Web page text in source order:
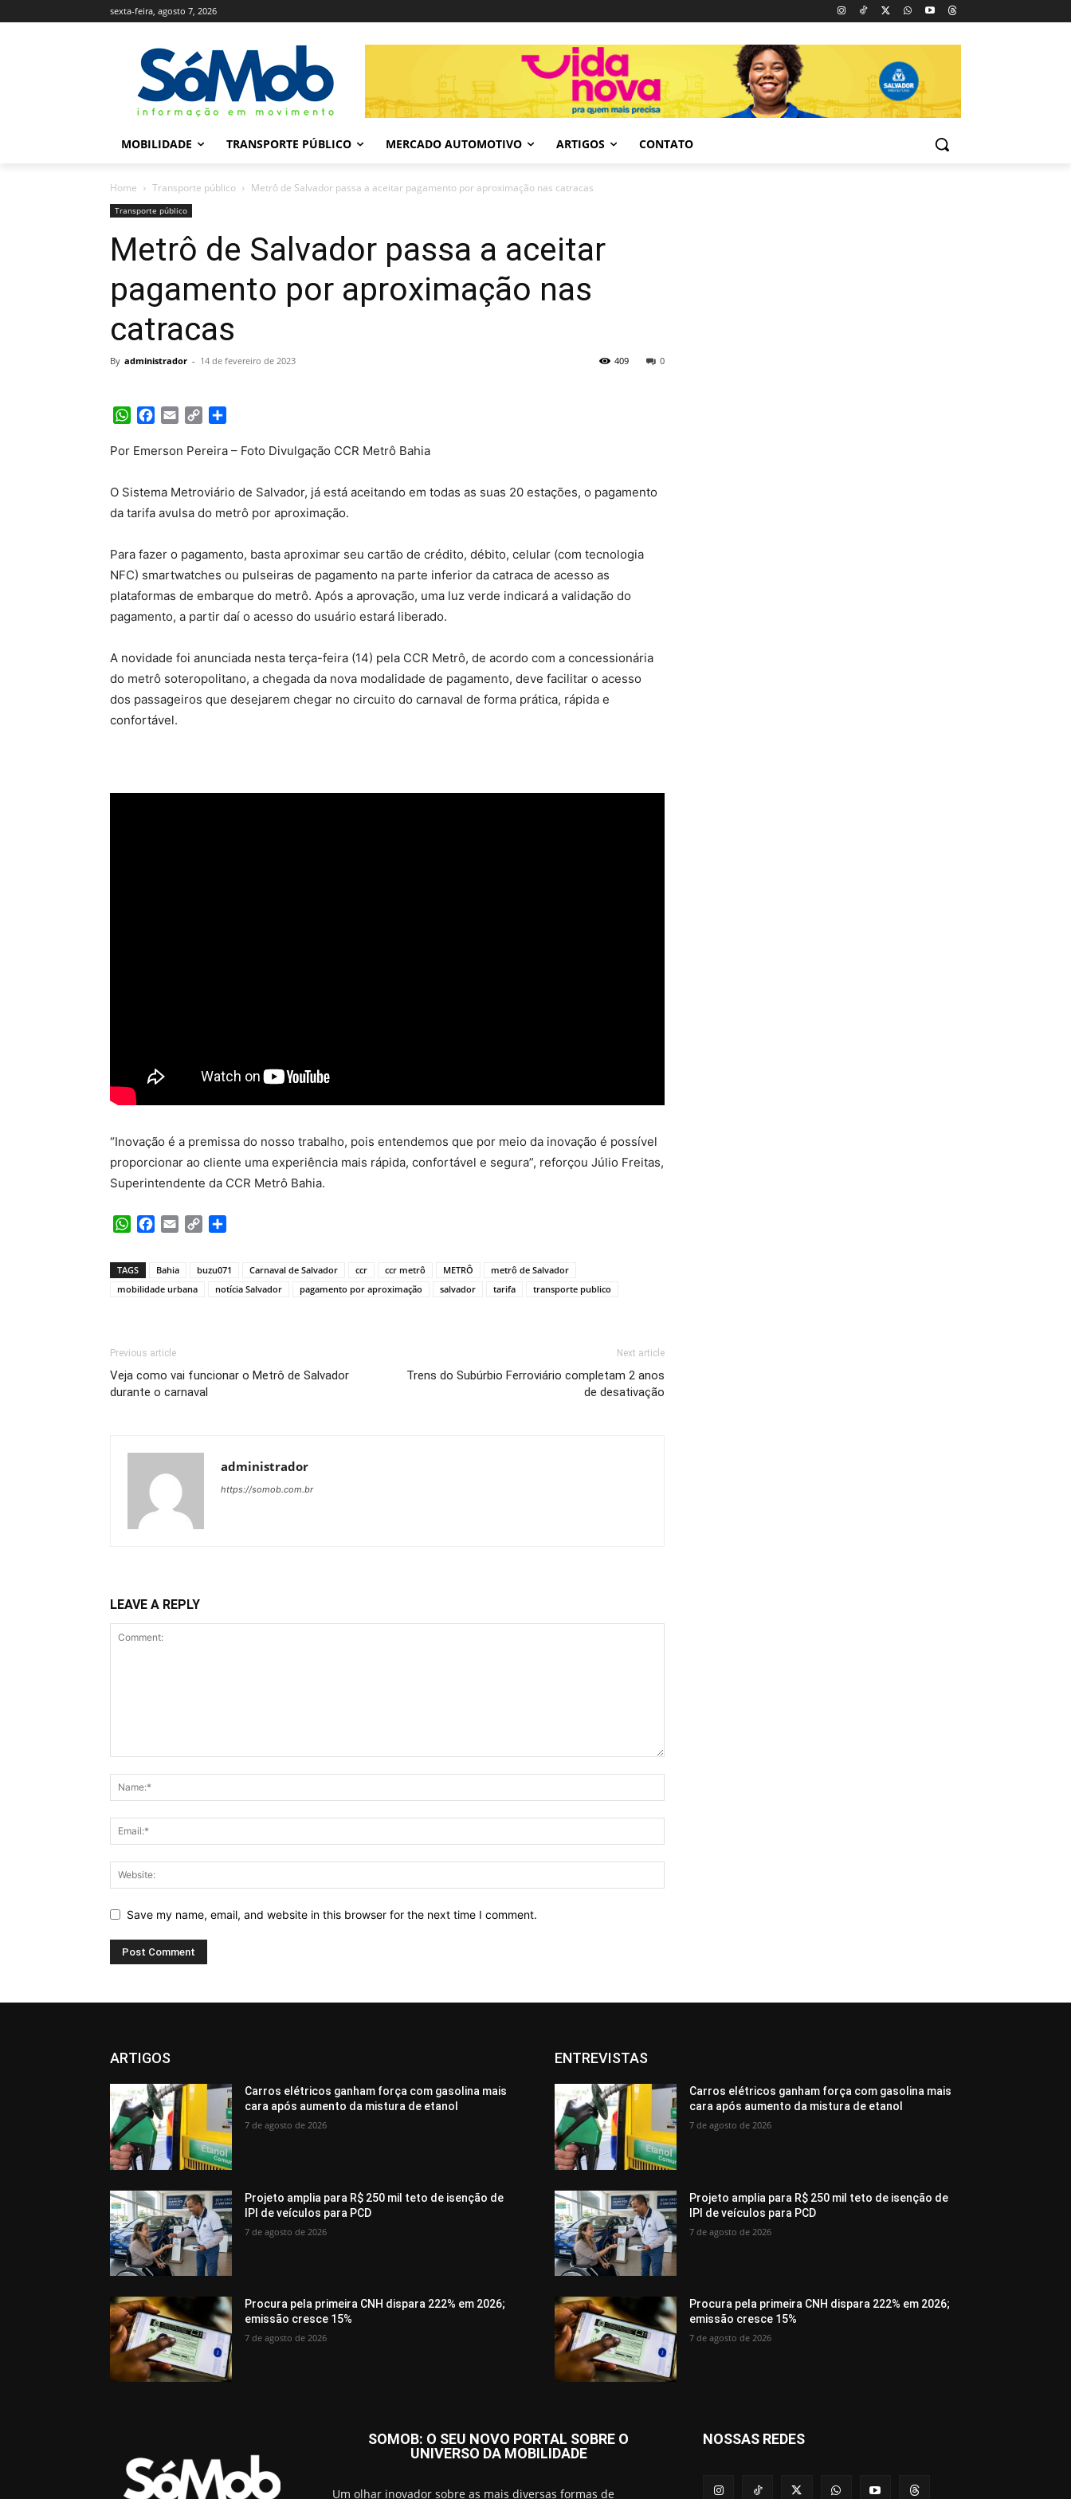
sexta-feira, agosto 7, 2026
MOBILIDADE TRANSPORTE PÚBLICO MERCADO AUTOMOTIVO ARTIGOS CONTATO
Home Transporte público Metrô de Salvador passa a aceitar pagamento por aproximação nas catracas
Transporte público
Metrô de Salvador passa a aceitar
pagamento por aproximação nas
catracas
By administrador - 14 de fevereiro de 2023 0
409
WhatsApp
Facebook
Email Copy
Por Emerson Pereira – Foto Divulgação CCR Metrô Bahia
O Sistema Metroviário de Salvador, já está aceitando em todas as suas 20 estações, o pagamento
da tarifa avulsa do metrô por aproximação.
Para fazer o pagamento, basta aproximar seu cartão de crédito, débito, celular (com tecnologia
NFC) smartwatches ou pulseiras de pagamento na parte inferior da catraca de acesso as
plataformas de embarque do metrô. Após a aprovação, uma luz verde indicará a validação do
pagamento, a partir daí o acesso do usuário estará liberado.
A novidade foi anunciada nesta terça-feira (14) pela CCR Metrô, de acordo com a concessionária
do metrô soteropolitano, a chegada da nova modalidade de pagamento, deve facilitar o acesso
dos passageiros que desejarem chegar no circuito do carnaval de forma prática, rápida e
confortável.
“Inovação é a premissa do nosso trabalho, pois entendemos que por meio da inovação é possível
proporcionar ao cliente uma experiência mais rápida, confortável e segura”, reforçou Júlio Freitas,
Superintendente da CCR Metrô Bahia.
WhatsApp
Facebook
Email Copy
TAGS Bahia buzu071 Carnaval de Salvador ccr ccr metrô METRÔ
metrô de Salvador
mobilidade urbana
notícia Salvador pagamento por aproximação salvador tarifa transporte publico
Previous article
Veja como vai funcionar o Metrô de Salvador
durante o carnaval
Next article
Trens do Subúrbio Ferroviário completam 2 anos
de desativação
administrador
https://somob.com.br
LEAVE A REPLY
Save my name, email, and website in this browser for the next time I comment.
ARTIGOS
Carros elétricos ganham força com gasolina mais
cara após aumento da mistura de etanol
7 de agosto de 2026
Projeto amplia para R$ 250 mil teto de isenção de
IPI de veículos para PCD
7 de agosto de 2026
Procura pela primeira CNH dispara 222% em 2026;
emissão cresce 15%
7 de agosto de 2026
ENTREVISTAS
Carros elétricos ganham força com gasolina mais
cara após aumento da mistura de etanol
7 de agosto de 2026
Projeto amplia para R$ 250 mil teto de isenção de
IPI de veículos para PCD
7 de agosto de 2026
Procura pela primeira CNH dispara 222% em 2026;
emissão cresce 15%
7 de agosto de 2026
SOMOB: O SEU NOVO PORTAL SOBRE O
UNIVERSO DA MOBILIDADE
Um olhar inovador sobre as mais diversas formas de
NOSSAS REDES